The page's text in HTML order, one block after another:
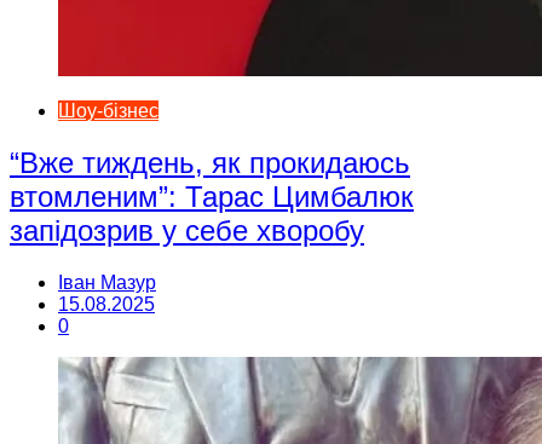
Шоу-бізнес
“Вже тиждень, як прокидаюсь
втомленим”: Тарас Цимбалюк
запідозрив у себе хворобу
Іван Мазур
15.08.2025
0